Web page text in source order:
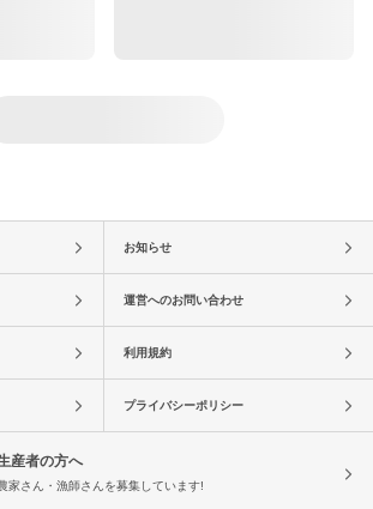
お知らせ
運営へのお問い合わせ
利用規約
プライバシーポリシー
産者の方へ
家さん・漁師さんを募集しています!